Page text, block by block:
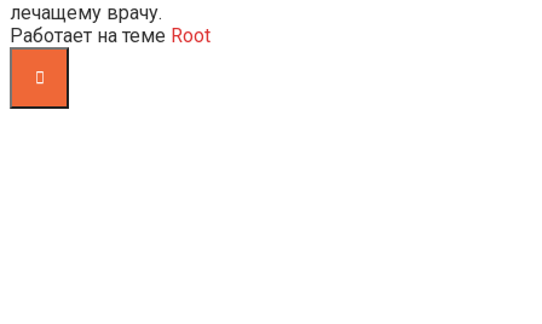
лечащему врачу.
Работает на теме Root